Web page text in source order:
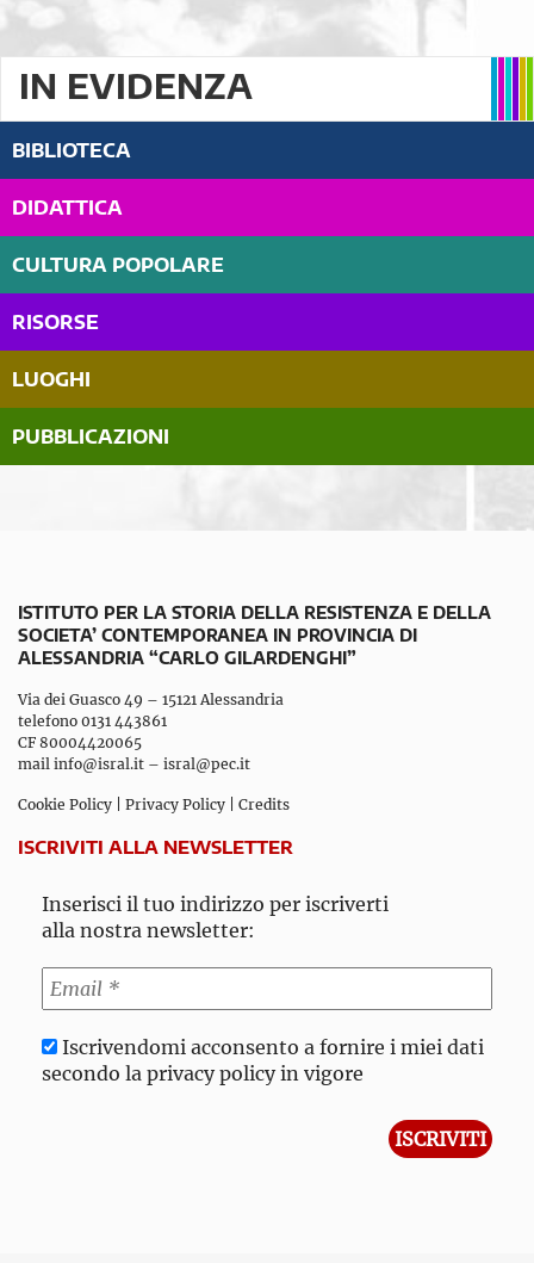
IN EVIDENZA
BIBLIOTECA
DIDATTICA
CULTURA POPOLARE
RISORSE
LUOGHI
PUBBLICAZIONI
ISTITUTO PER LA STORIA DELLA RESISTENZA E DELLA
SOCIETA’ CONTEMPORANEA IN PROVINCIA DI
ALESSANDRIA “CARLO GILARDENGHI”
Via dei Guasco 49 – 15121 Alessandria
telefono 0131 443861
CF 80004420065
mail info@isral.it – isral@pec.it
Cookie Policy Privacy Policy Credits
ISCRIVITI ALLA NEWSLETTER
Inserisci il tuo indirizzo per iscriverti
alla nostra newsletter:
Iscrivendomi acconsento a fornire i miei dati
secondo la privacy policy in vigore